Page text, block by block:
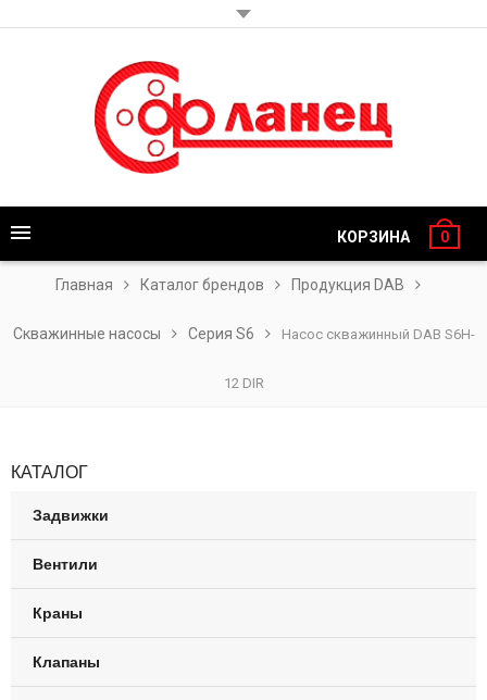
КОРЗИНА 0
Главная Каталог брендов Продукция DAB
Скважинные насосы Серия S6 Насос скважинный DAB S6H-
12 DIR
КАТАЛОГ
Задвижки
Вентили
Краны
Клапаны